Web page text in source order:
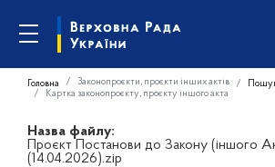
Головна Законопроєкти, проєкти інших актів
Картка законопроєкту, проєкту іншого акта
Назва файлу:
Проєкт Постанови до Закону (іншого
(14.04.2026).zip